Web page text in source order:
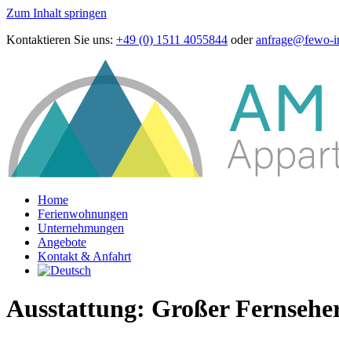
Zum Inhalt springen
Kontaktieren Sie uns: +49 (0) 1511 4055844 oderanfrage@fewo-
Home
Ferienwohnungen
Unternehmungen
Angebote
Kontakt & Anfahrt
Ausstattung: Großer